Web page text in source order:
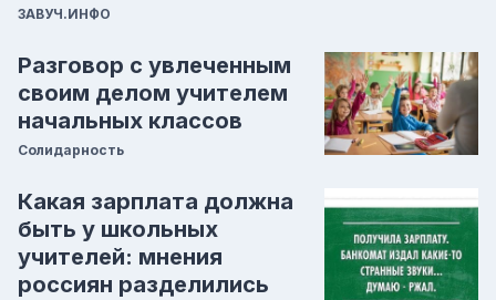
ЗАВУЧ.ИНФО
Разговор с увлеченным
своим делом учителем
начальных классов
Солидарность
Какая зарплата должна
быть у школьных
учителей: мнения
россиян разделились